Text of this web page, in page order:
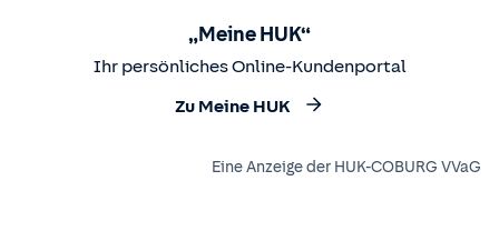
„Meine HUK“
Ihr persönliches Online-Kundenportal
Zu Meine HUK
Eine Anzeige der HUK-COBURG VVaG